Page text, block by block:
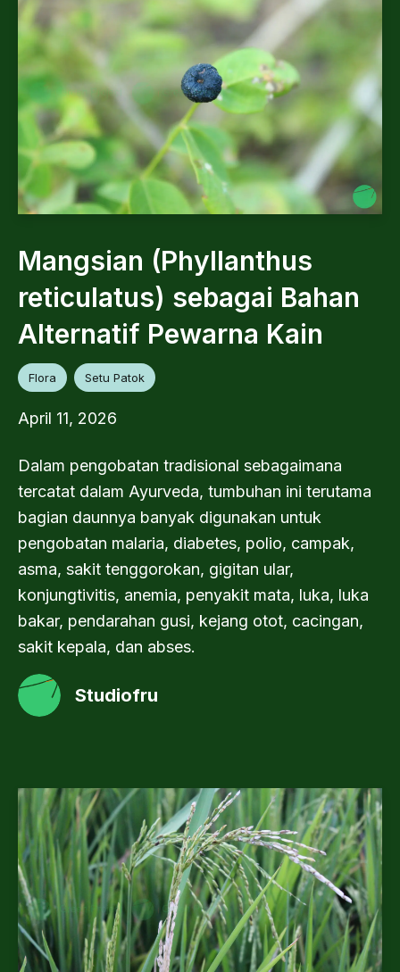
Mangsian (Phyllanthus
reticulatus) sebagai Bahan
Alternatif Pewarna Kain
Flora Setu Patok
April 11, 2026
Dalam pengobatan tradisional sebagaimana
tercatat dalam Ayurveda, tumbuhan ini terutama
bagian daunnya banyak digunakan untuk
pengobatan malaria, diabetes, polio, campak,
asma, sakit tenggorokan, gigitan ular,
konjungtivitis, anemia, penyakit mata, luka, luka
bakar, pendarahan gusi, kejang otot, cacingan,
sakit kepala, dan abses.
Studiofru